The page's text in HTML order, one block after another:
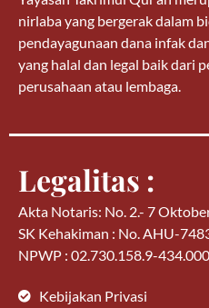
nirlaba yang bergerak dalam
pendayagunaan dana infak
yang halal dan legal baik dari
perusahaan atau lembaga.
Legalitas :
Akta Notaris: No. 2.- 7
SK Kehakiman : No. AHU-
NPWP : 02.730.158.9-434.000
Kebijakan Privasi